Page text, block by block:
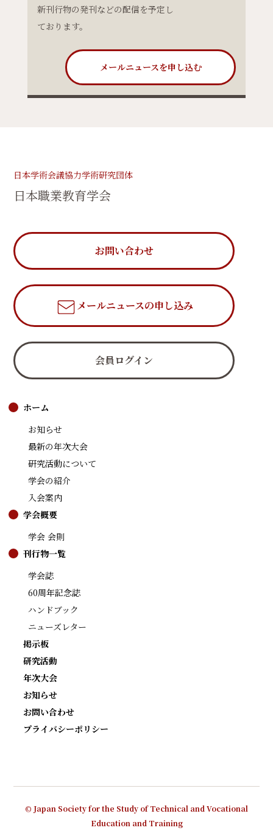
新刊行物の発刊などの配信を予定し
ております。
メールニュースを申し込む
日本学術会議協力学術研究団体
日本職業教育学会
お問い合わせ
メールニュースの申し込み
会員ログイン
ホーム
お知らせ
最新の年次大会
研究活動について
学会の紹介
入会案内
学会概要
学会 会則
刊行物一覧
学会誌
60周年記念誌
ハンドブック
ニューズレター
掲示板
研究活動
年次大会
お知らせ
お問い合わせ
プライバシーポリシー
© Japan Society for the Study of Technical and Vocational
Education and Training